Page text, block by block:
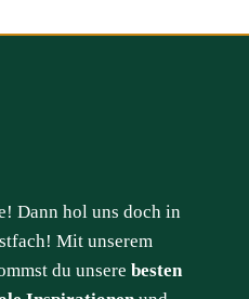
Dann hol uns doch in
Mit unserem
du unsere besten